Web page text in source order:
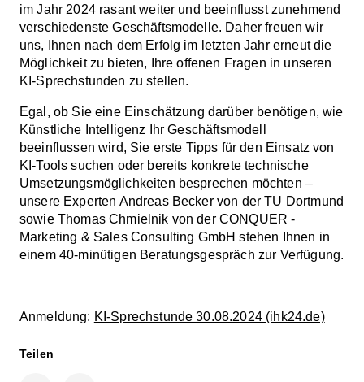
im Jahr 2024 rasant weiter und beeinflusst zunehmend
verschiedenste Geschäftsmodelle. Daher freuen wir
uns, Ihnen nach dem Erfolg im letzten Jahr erneut die
Möglichkeit zu bieten, Ihre offenen Fragen in unseren
KI-Sprechstunden zu stellen.
Egal, ob Sie eine Einschätzung darüber benötigen, wie
Künstliche Intelligenz Ihr Geschäftsmodell
beeinflussen wird, Sie erste Tipps für den Einsatz von
KI-Tools suchen oder bereits konkrete technische
Umsetzungsmöglichkeiten besprechen möchten –
unsere Experten Andreas Becker von der TU Dortmund
sowie Thomas Chmielnik von der CONQUER -
Marketing & Sales Consulting GmbH stehen Ihnen in
einem 40-minütigen Beratungsgespräch zur Verfügung.
Anmeldung: KI-Sprechstunde 30.08.2024 (ihk24.de)
Teilen